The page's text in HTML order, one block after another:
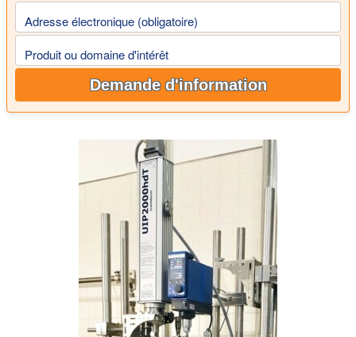
Adresse électronique (obligatoire)
Produit ou domaine d'intérêt
Demande d'information